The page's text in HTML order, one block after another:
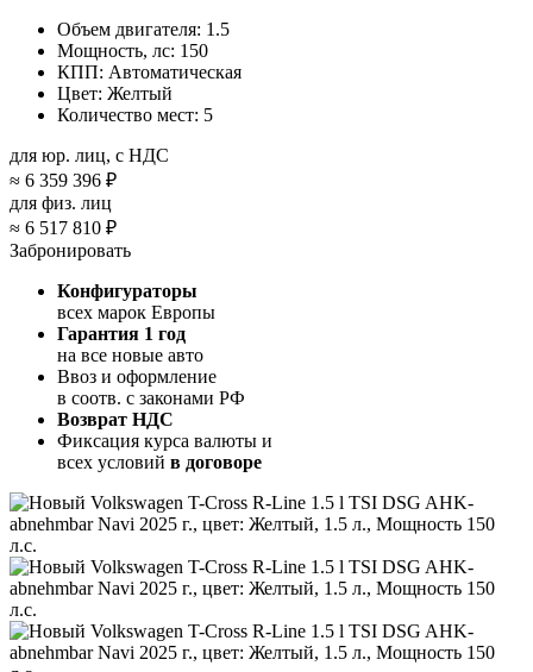
Объем двигателя: 1.5
Мощность, лс: 150
КПП: Автоматическая
Цвет: Желтый
Количество мест: 5
для юр. лиц, с НДС
≈ 6 359 396 ₽
для физ. лиц
≈ 6 517 810 ₽
Забронировать
Конфигураторы
всех марок Европы
Гарантия 1 год
на все новые авто
Ввоз и оформление
в соотв. с законами РФ
Возврат НДС
Фиксация курса валюты и
всех условий в договоре